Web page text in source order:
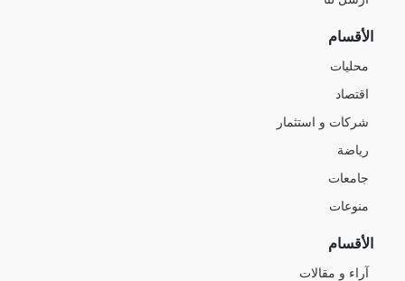
الأقسام
محليات
اقتصاد
شركات و استثمار
رياضة
جامعات
منوعات
الأقسام
آراء و مقالات